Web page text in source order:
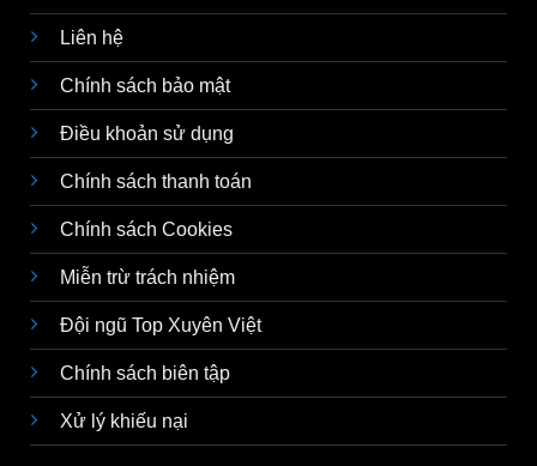
Liên hệ
Chính sách bảo mật
Điều khoản sử dụng
Chính sách thanh toán
Chính sách Cookies
Miễn trừ trách nhiệm
Đội ngũ Top Xuyên Việt
Chính sách biên tập
Xử lý khiếu nại